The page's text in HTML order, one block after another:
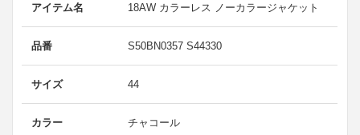
アイテム名 18AW カラーレス ノーカラージャケット
品番 S50BN0357 S44330
サイズ 44
カラー チャコール